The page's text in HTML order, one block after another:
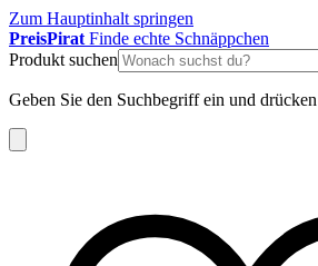
Zum Hauptinhalt springen
PreisPirat Finde echte Schnäppchen
Produkt suchen
Geben Sie den Suchbegriff ein und